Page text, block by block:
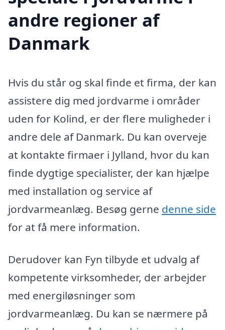
andre regioner af
Danmark
Hvis du står og skal finde et firma, der kan
assistere dig med jordvarme i områder
uden for Kolind, er der flere muligheder i
andre dele af Danmark. Du kan overveje
at kontakte firmaer i Jylland, hvor du kan
finde dygtige specialister, der kan hjælpe
med installation og service af
jordvarmeanlæg. Besøg gerne denne side
for at få mere information.
Derudover kan Fyn tilbyde et udvalg af
kompetente virksomheder, der arbejder
med energiløsninger som
jordvarmeanlæg. Du kan se nærmere på